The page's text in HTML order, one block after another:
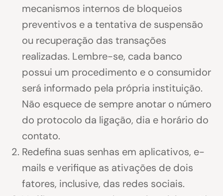
mecanismos internos de bloqueios
preventivos e a tentativa de suspensão
ou recuperação das transações
realizadas. Lembre-se, cada banco
possui um procedimento e o consumidor
será informado pela própria instituição.
Não esquece de sempre anotar o número
do protocolo da ligação, dia e horário do
contato.
Redefina suas senhas em aplicativos, e-
mails e verifique as ativações de dois
fatores, inclusive, das redes sociais.